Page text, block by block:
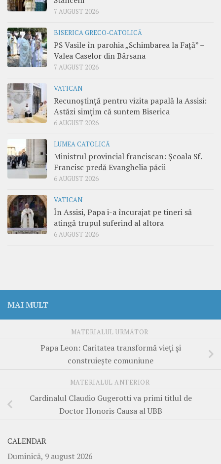
7 AUGUST 2026
BISERICA GRECO-CATOLICĂ
PS Vasile în parohia „Schimbarea la Față” –
Valea Caselor din Bârsana
7 AUGUST 2026
VATICAN
Recunoștință pentru vizita papală la Assisi:
Astăzi simțim că suntem Biserica
6 AUGUST 2026
LUMEA CATOLICĂ
Ministrul provincial franciscan: Școala Sf.
Francisc predă Evanghelia păcii
6 AUGUST 2026
VATICAN
În Assisi, Papa i-a încurajat pe tineri să
atingă trupul suferind al altora
6 AUGUST 2026
MAI MULT
MATERIALUL URMĂTOR
Papa Leon: Caritatea transformă vieți și
construiește comuniune
MATERIALUL ANTERIOR
Cardinalul Claudio Gugerotti va primi titlul de
Doctor Honoris Causa al UBB
CALENDAR
Duminică, 9 august 2026